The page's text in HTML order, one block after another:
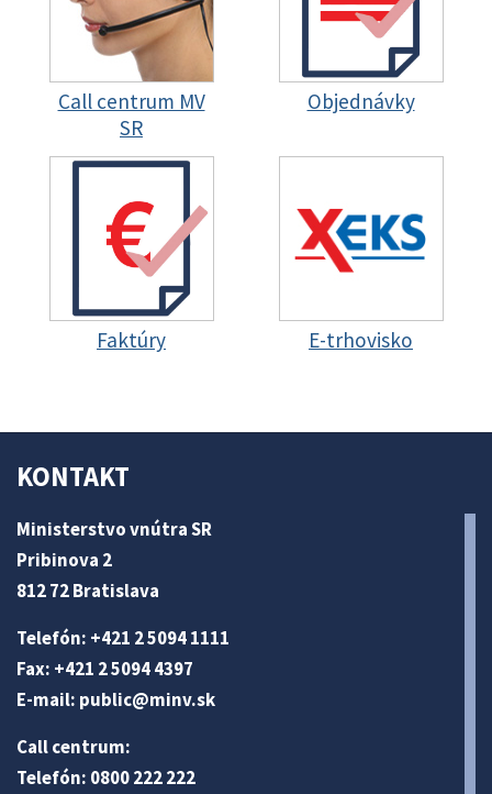
Call centrum MV
SR
Objednávky
Faktúry E-trhovisko
KONTAKT
Ministerstvo vnútra SR
Pribinova 2
812 72 Bratislava
Telefón: +421 2 5094 1111
Fax: +421 2 5094 4397
E-mail: public@minv.sk
Call centrum:
Telefón: 0800 222 222